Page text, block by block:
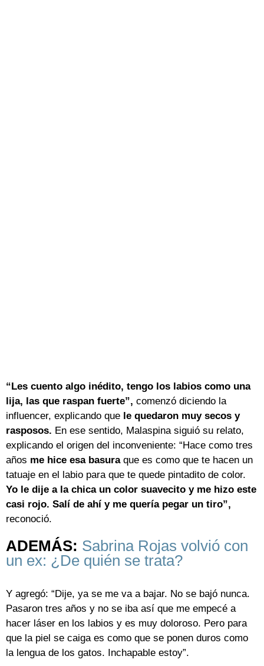
“Les cuento algo inédito, tengo los labios como una
lija, las que raspan fuerte”, comenzó diciendo la
influencer, explicando que le quedaron muy secos y
rasposos. En ese sentido, Malaspina siguió su relato,
explicando el origen del inconveniente: “Hace como tres
años me hice esa basura que es como que te hacen un
tatuaje en el labio para que te quede pintadito de color.
Yo le dije a la chica un color suavecito y me hizo este
casi rojo. Salí de ahí y me quería pegar un tiro”,
reconoció.
ADEMÁS: Sabrina Rojas volvió con
un ex: ¿De quién se trata?
Y agregó: “Dije, ya se me va a bajar. No se bajó nunca.
Pasaron tres años y no se iba así que me empecé a
hacer láser en los labios y es muy doloroso. Pero para
que la piel se caiga es como que se ponen duros como
la lengua de los gatos. Inchapable estoy”.